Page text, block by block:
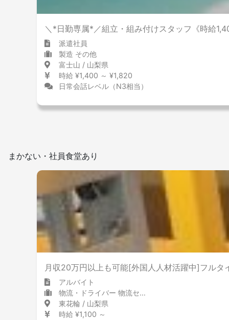
＼*日勤専属*／組立・組み付けスタッフ《時給
派遣社員
製造 その他
富士山 / 山梨県
時給 ¥1,400 ～ ¥1,820
日常会話レベル（N3相当）
まかない・社員食堂あり
月収20万円以上も可能[外国人人材活躍中]フルタ
アルバイト
物流・ドライバー 物流センター・配送センター
東花輪 / 山梨県
時給 ¥1,100 ～